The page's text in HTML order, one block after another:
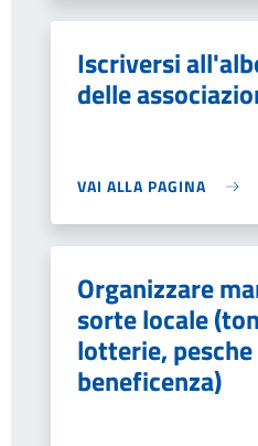
Iscriversi
delle
VAI ALLA PAGINA
Organizzare
sorte locale
lotterie,
beneficenza)